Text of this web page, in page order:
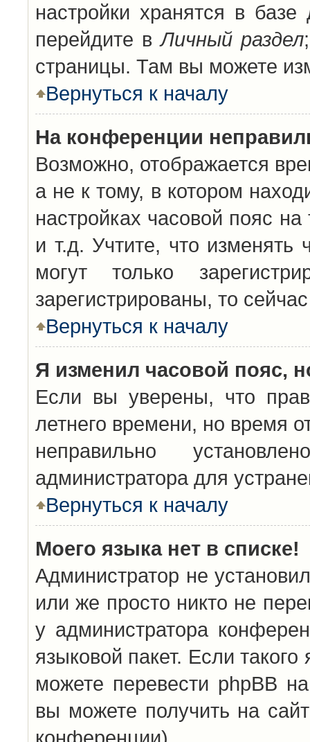
настройки хранятся в
перейдите вЛичный раздел
страницы. Там вы можете
Вернуться к началу
На конференции
Возможно, отображается
а не к тому, в котором
настройках часовой пояс
и т.д. Учтите, что изменять
могут только
зарегистрированы, то
Вернуться к началу
Я изменил часовой пояс,
Если вы уверены, что
летнего времени, но время
неправильно
администратора для
Вернуться к началу
Моего языка нет в списке!
Администратор не
или же просто никто не
у администратора
языковой пакет. Если
можете перевести phpBB
вы можете получить на